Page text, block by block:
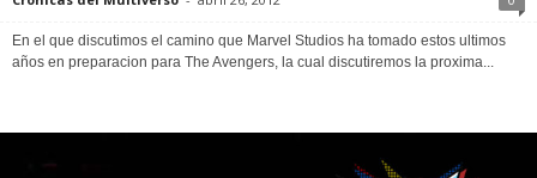
En el que discutimos el camino que Marvel Studios ha tomado estos ultimos
años en preparacion para The Avengers, la cual discutiremos la proxima...